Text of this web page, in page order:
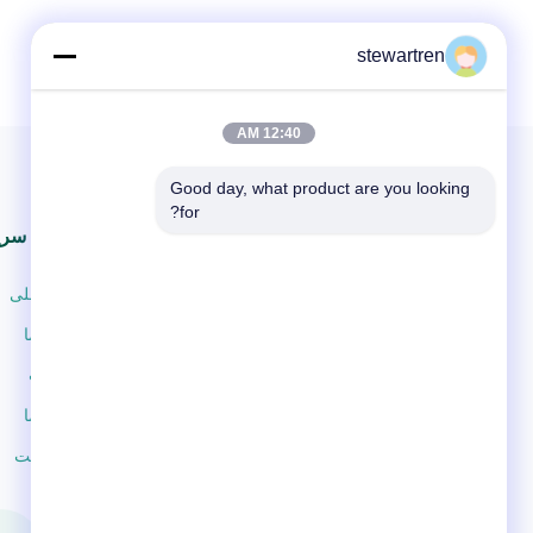
پیوندهای
صفحه اصلی
در مورد ما
محصولات
تماس با ما
نقشه سایت
stewartren
12:40 AM
Good day, what product are you looking
for?